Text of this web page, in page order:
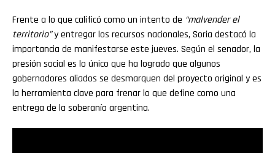
Frente a lo que calificó como un intento de “malvender el
territorio”y entregar los recursos nacionales, Soria destacó la
importancia de manifestarse este jueves. Según el senador, la
presión social es lo único que ha logrado que algunos
gobernadores aliados se desmarquen del proyecto original y es
la herramienta clave para frenar lo que define como una
entrega de la soberanía argentina.